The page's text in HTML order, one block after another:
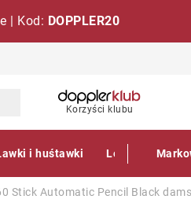
| Kod: DOPPLER20
Korzyści klubu
i huśtawki Leżaki
Stick Automatic Pencil Black